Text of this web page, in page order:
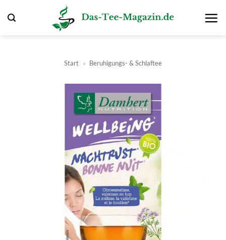
Inhalt
Start » Beruhigungs- & Schlaftee